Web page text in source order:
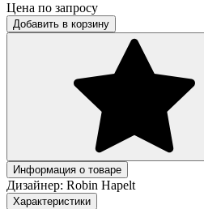
Цена по запросу
Добавить в корзину
Информация о товаре
Дизайнер: Robin Hapelt
Характеристики